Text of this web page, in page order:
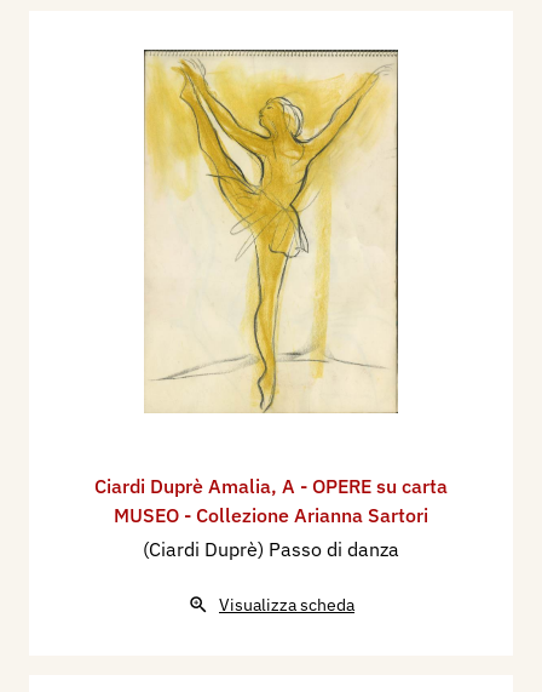
Ciardi Duprè Amalia, A - OPERE su carta
MUSEO - Collezione Arianna Sartori
(Ciardi Duprè) Passo di danza
Visualizza scheda